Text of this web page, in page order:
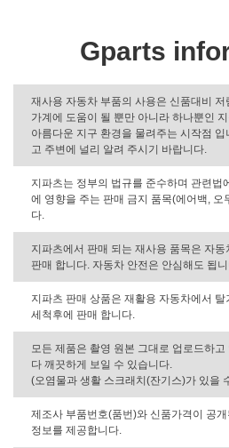
Gparts
재사용 자동차 부품의 사용은 신품대비
가계에 도움이 될 뿐만 아니라 하나뿐인
아름다운 지구 환경을 물려주는 시작점 입
고 주변에 널리 알려 주시기 바랍니다.
지파츠는 정부의 법규를 준수하며 관련법
에 영향을 주는 판매 금지 품목(에어백, 오
다.
지파츠에서 판매 되는 재사용 품목은 자
판매 합니다. 자동차 안전은 안심해도 됩
지파츠 판매 상품은 재활용 자동차에서
세척후에 판매 합니다.
모든 제품은 촬영 원본 그대로 업로드하
다 깨끗하게 보일 수 있습니다.
(오염물과 생활 스크래치(잔기스)가 있을
제조사 부품번호(품번)와 신품가격이 공
정보를 제공합니다.